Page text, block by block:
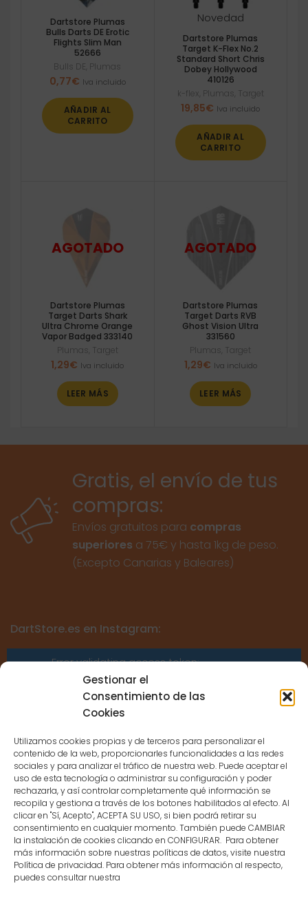
Gestionar el
Consentimiento de las
Cookies
Utilizamos cookies propias y de terceros para personalizar el
contenido de la web, proporcionarles funcionalidades a las redes
sociales y para analizar el tráfico de nuestra web. Puede aceptar el
uso de esta tecnología o administrar su configuración y poder
rechazarla, y así controlar completamente qué información se
recopila y gestiona a través de los botones habilitados al efecto. Al
clicar en "Sí, Acepto", ACEPTA SU USO, si bien podrá retirar su
consentimiento en cualquier momento. También puede CAMBIAR
la instalación de cookies clicando en CONFIGURAR. Para obtener
más información sobre nuestras políticas de datos, visite nuestra
Política de privacidad. Para obtener más información al respecto,
puedes consultar nuestra
Dartstore Plumas
Bulls Darts DE Erotic
Flights Slim Man
52666
Bulls DE Plumas
0,77€ Iva incluido
AÑADIR AL
CARRITO
Novedad
Dartstore Plumas
Target K-Flex No.2
Standard Short Chris
Dobey Hollywood
410126
k-flex Plumas Target
19,85€ Iva incluido
AÑADIR AL
CARRITO
Dartstore Plumas
Target Darts Shark
Ultra Chrome Orange
Vapor Badged 333140
Plumas Target
1,29€ Iva incluido
LEER MÁS
Dartstore Plumas
Target Darts RVB
Ghost Vision Ultra
331560
Plumas Target
1,29€ Iva incluido
LEER MÁS
Gratis, el envío de tus
compras:
Envíos gratuitos para compras
superiores a 75€ y hasta 1kg de peso.
(Excepto Canarias y Baleares)
DartStore.es en Instagram:
Error validating access token:
Sessions for the user are not allowed
because the user is not a confirmed
CONTACTO
MENÚ PRINCIPAL
MI CUENTA